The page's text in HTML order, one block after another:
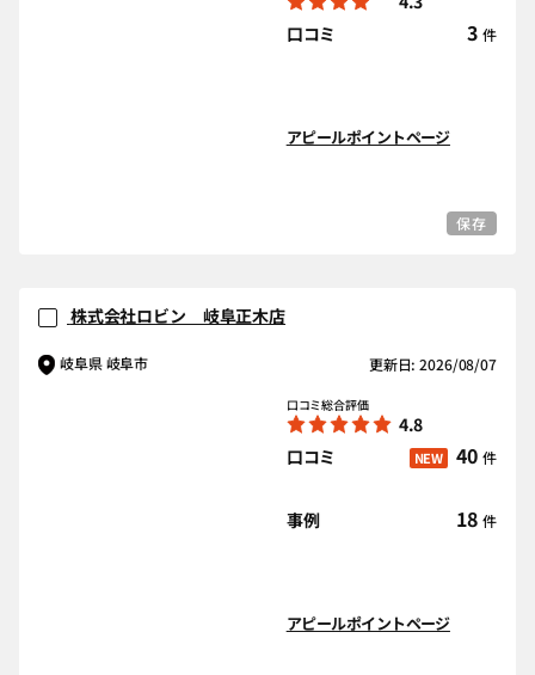
口コミ
3 件
アピールポイントページ
保存
株式会社ロビン 岐阜正木店
岐阜県 岐阜市 更新日: 2026/08/07
口コミ総合評価
4.8
口コミ
NEW 40 件
事例 18 件
アピールポイントページ